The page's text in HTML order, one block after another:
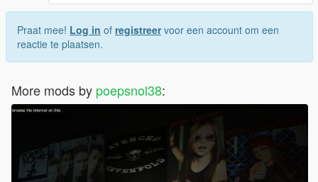
Praat mee! Log in of registreervoor een account om een
reactie te plaatsen.
More mods by poepsnol38: